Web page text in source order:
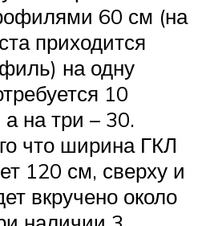
60 см (на
приходится
на одну
10
на три – 30.
что ширина ГКЛ
120 см, сверху и
вкручено около